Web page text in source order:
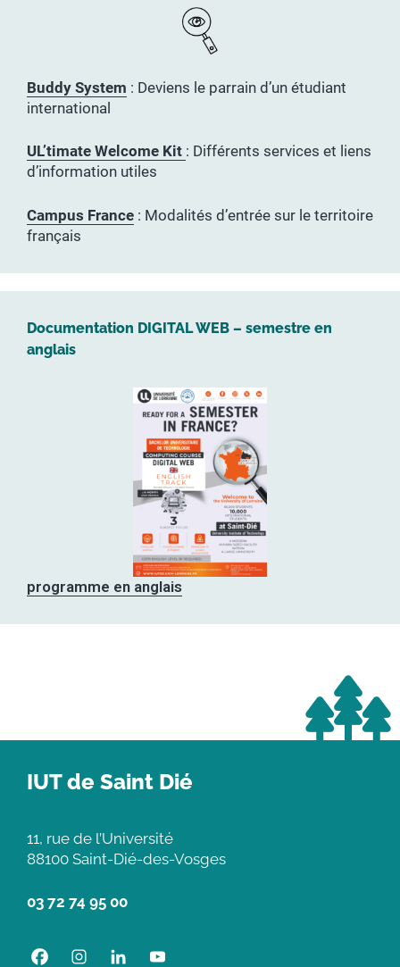
Buddy System : Deviens le parrain d’un étudiant
international
UL’timate Welcome Kit : Différents services et liens
d’information utiles
Campus France : Modalités d’entrée sur le territoire
français
Documentation DIGITAL WEB – semestre en
anglais
programme en anglais
IUT de Saint Dié
11, rue de l’Université
88100 Saint-Dié-des-Vosges
03 72 74 95 00